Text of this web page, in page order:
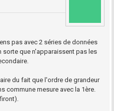
pas avec 2 séries de données
sorte que n'apparaissent pas les
du fait que l'ordre de grandeur
commune mesure avec la 1ère.